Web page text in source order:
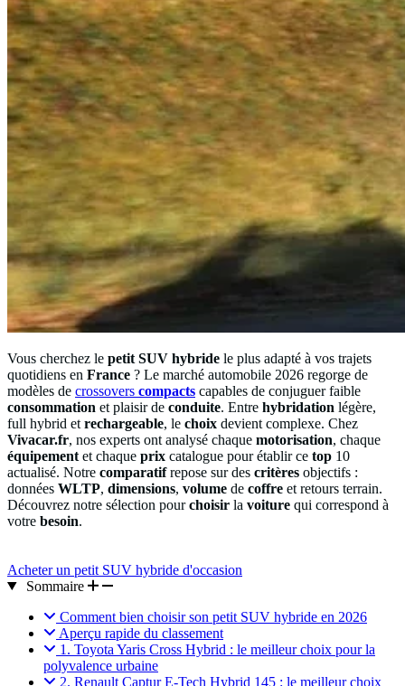
Vous cherchez le petit SUV hybride le plus adapté à vos trajets
quotidiens en France ? Le marché automobile 2026 regorge de
modèles de crossovers compacts capables de conjuguer faible
consommation et plaisir de conduite. Entre hybridation légère,
full hybrid et rechargeable, le choix devient complexe. Chez
Vivacar.fr, nos experts ont analysé chaque motorisation, chaque
équipement et chaque prix catalogue pour établir ce top 10
actualisé. Notre comparatifrepose sur des critères objectifs :
données WLTP, dimensions, volume de coffre et retours terrain.
Découvrez notre sélection pourchoisir la voiture qui correspond à
votre besoin.
Acheter un petit SUV hybride d'occasion
Sommaire
Comment bien choisir son petit SUV hybride en 2026
Aperçu rapide du classement
1. Toyota Yaris Cross Hybrid : le meilleur choix pour la
polyvalence urbaine
2. Renault Captur E-Tech Hybrid 145 : le meilleur choix